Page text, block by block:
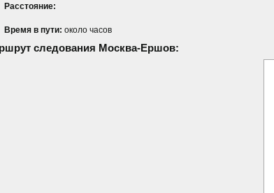
Расстояние:
Время в пути: около часов
следования Москва-Ершов: